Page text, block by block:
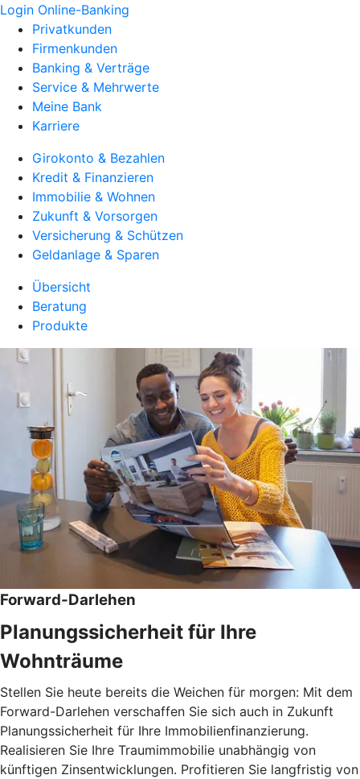
Login Online-Banking
Privatkunden
Firmenkunden
Banking & Verträge
Service & Mehrwerte
Meine Bank
Karriere
Girokonto & Bezahlen
Kredit & Finanzieren
Immobilie & Wohnen
Zukunft & Vorsorgen
Versicherung & Schützen
Geldanlage & Sparen
Übersicht
Beratung
Produkte
Forward-Darlehen
Planungssicherheit für Ihre
Wohnträume
Stellen Sie heute bereits die Weichen für morgen: Mit dem
Forward-Darlehen verschaffen Sie sich auch in Zukunft
Planungssicherheit für Ihre Immobilienfinanzierung.
Realisieren Sie Ihre Traumimmobilie unabhängig von
künftigen Zinsentwicklungen. Profitieren Sie langfristig von